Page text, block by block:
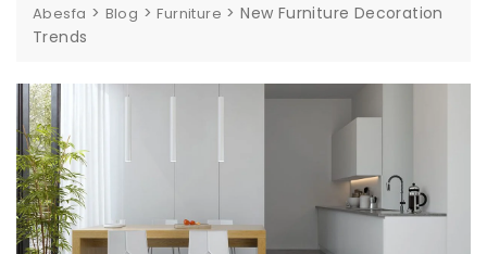
Abesfa > Blog >Furniture >New Furniture Decoration
Trends